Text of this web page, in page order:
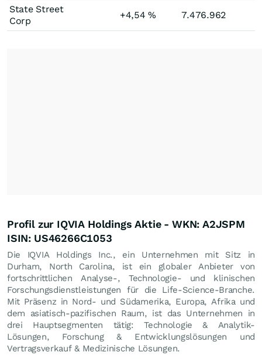
State Street
Corp
+4,54% 7.476.962
Profil zur IQVIA Holdings Aktie - WKN: A2JSPM
ISIN: US46266C1053
Die IQVIA Holdings Inc., ein Unternehmen mit Sitz in
Durham, North Carolina, ist ein globaler Anbieter von
fortschrittlichen Analyse-, Technologie- und klinischen
Forschungsdienstleistungen für die Life-Science-Branche.
Mit Präsenz in Nord- und Südamerika, Europa, Afrika und
dem asiatisch-pazifischen Raum, ist das Unternehmen in
drei Hauptsegmenten tätig: Technologie & Analytik-
Lösungen, Forschung & Entwicklungslösungen und
Vertragsverkauf & Medizinische Lösungen.